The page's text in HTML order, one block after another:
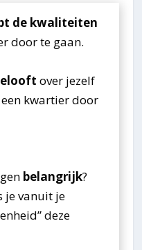
de kwaliteiten
door te gaan.
over jezelf
kwartier door
belangrijk?
je vanuit je
deze